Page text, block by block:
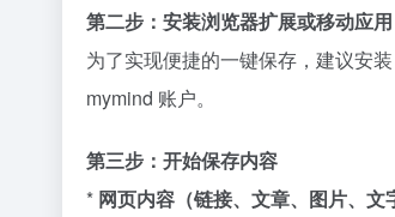
第二步：安装浏览器扩展或移动应用
为了实现便捷的一键保存，建议安
mymind 账户。
第三步：开始保存内容
* 网页内容（链接、文章、图片、文